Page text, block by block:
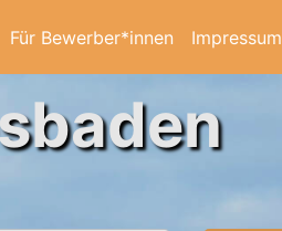
Für Bewerber*innen Impressum